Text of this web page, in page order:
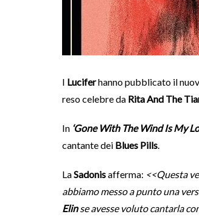
I Luciferhanno pubblicato il
reso celebre da Rita And The
In ‘Gone With The Wind Is My
cantante dei Blues Pills.
LaSadonisafferma: <<Questa
abbiamo messo a punto una
Elinse avesse voluto cantarla